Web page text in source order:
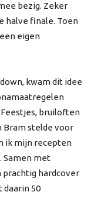
bezig. Zeker
halve finale. Toen
eigen
kwam dit idee
bruiloften
Bram stelde voor
ik mijn recepten
Samen met
hardcover
daarin 50